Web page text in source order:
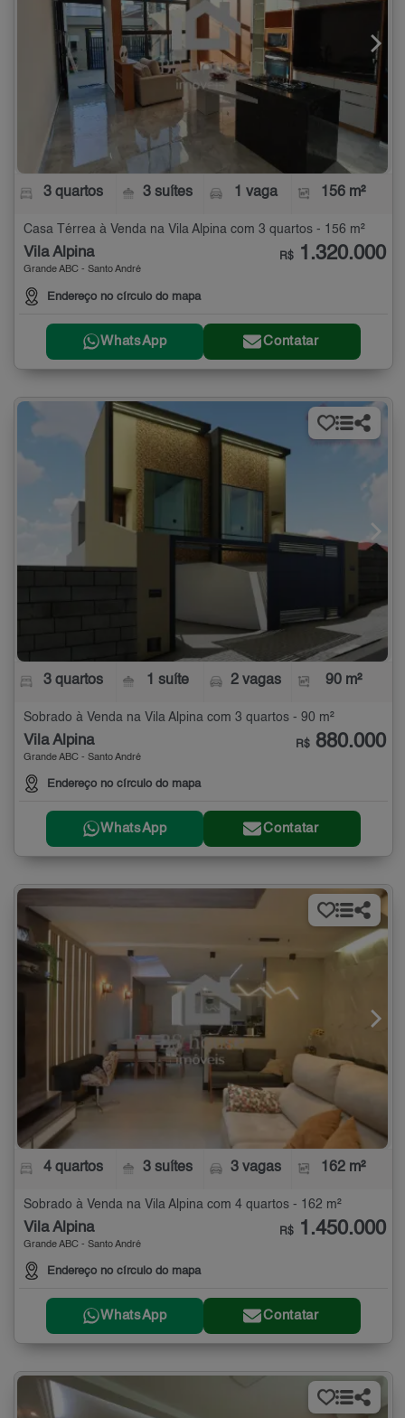
3 quartos 3 suítes 1 vaga 156 m²
Casa Térrea à Venda na Vila Alpina com 3 quartos - 156 m²
Vila Alpina
Grande ABC - Santo André
Endereço no círculo do mapa
R$ 1.320.000
WhatsApp Contatar
3 quartos 1 suíte 2 vagas 90 m²
Sobrado à Venda na Vila Alpina com 3 quartos - 90 m²
Vila Alpina
Grande ABC - Santo André
Endereço no círculo do mapa
R$ 880.000
WhatsApp Contatar
4 quartos 3 suítes 3 vagas 162 m²
Sobrado à Venda na Vila Alpina com 4 quartos - 162 m²
Vila Alpina
Grande ABC - Santo André
Endereço no círculo do mapa
R$ 1.450.000
WhatsApp Contatar